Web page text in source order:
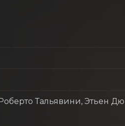
Тальявини, Этьен